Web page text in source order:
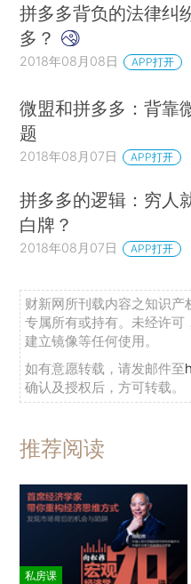
拼多多背负的法律纠
多？
2018年08月08日 APP打开
微盟和拼多多：背靠
题
2018年08月07日 APP打开
拼多多的逻辑：穷人
白牌？
2018年08月07日 APP打开
财新网所刊载内容之知识产
专属所有或持有。未经许可
建立镜像等任何使用。
如有意愿转载，请发邮件至
确认及授权后，方可转载。
推荐阅读
私房课